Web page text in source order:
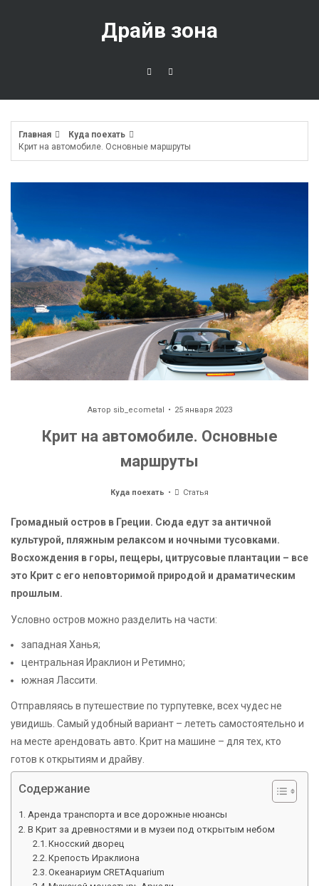
Драйв зона
Главная
Куда поехать
Крит на автомобиле. Основные маршруты
Автор sib_ecometal 25 января 2023
Крит на автомобиле. Основные
маршруты
Куда поехать Статья
Громадный остров в Греции. Сюда едут за античной
культурой, пляжным релаксом и ночными тусовками.
Восхождения в горы, пещеры, цитрусовые плантации – все
это Крит с его неповторимой природой и драматическим
прошлым.
Условно остров можно разделить на части:
западная Ханья;
центральная Ираклион и Ретимно;
южная Лассити.
Отправляясь в путешествие по турпутевке, всех чудес не
увидишь. Самый удобный вариант – лететь самостоятельно и
на месте арендовать авто. Крит на машине – для тех, кто
готов к открытиям и драйву.
Содержание
Аренда транспорта и все дорожные нюансы
В Крит за древностями и в музеи под открытым небом
Кносский дворец
Крепость Ираклиона
Океанариум CRETAquarium